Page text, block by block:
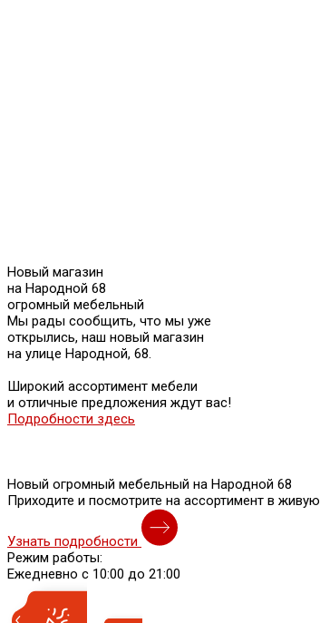
Новый магазин
на Народной 68
огромный мебельный
Мы рады сообщить, что мы уже
открылись, наш новый магазин
на улице Народной, 68.
Широкий ассортимент мебели
и отличные предложения ждут вас!
Подробности здесь
Новый огромный мебельный на Народной 68
Приходите и посмотрите на ассортимент в живую
Узнать подробности
Режим работы:
Ежедневно с 10:00 до 21:00